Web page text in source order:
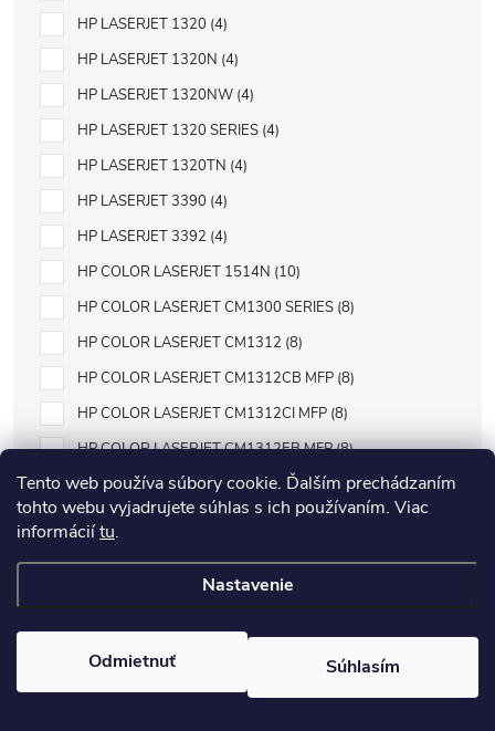
Tento web používa súbory cookie. Ďalším prechádzaním
tohto webu vyjadrujete súhlas s ich používaním. Viac
informáciítu.
Nastavenie
Odmietnuť Súhlasím
HP LASERJET 1320 4
HP LASERJET 1320N 4
HP LASERJET 1320NW 4
HP LASERJET 1320 SERIES 4
HP LASERJET 1320TN 4
HP LASERJET 3390 4
HP LASERJET 3392 4
HP COLOR LASERJET 1514N 10
HP COLOR LASERJET CM1300 SERIES 8
HP COLOR LASERJET CM1312 8
HP COLOR LASERJET CM1312CB MFP 8
HP COLOR LASERJET CM1312CI MFP 8
HP COLOR LASERJET CM1312EB MFP 8
HP COLOR LASERJET CM1312EI MFP 8
HP COLOR LASERJET CM1312 MFP 8
HP COLOR LASERJET CM1312 SERIES
HP COLOR LASERJET CM1312WI MFP 8
HP COLOR LASERJET CM1500 SERIES 8